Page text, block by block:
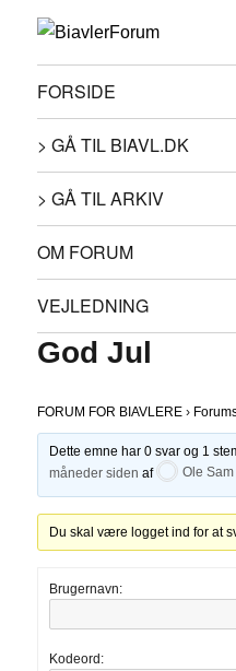
FORSIDE
> GÅ TIL BIAVL.DK
> GÅ TIL ARKIV
OM FORUM
VEJLEDNING
God Jul
FORUM FOR BIAVLERE ›
Dette emne har 0 svar og 1
måneder siden af Ole
Du skal være logget ind for at
Brugernavn:
Kodeord: